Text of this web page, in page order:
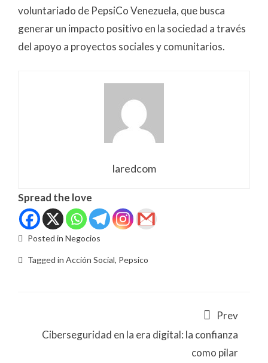
voluntariado de PepsiCo Venezuela, que busca
generar un impacto positivo en la sociedad a través
del apoyo a proyectos sociales y comunitarios.
laredcom
Spread the love
Posted in Negocios
Tagged in Acción Social, Pepsico
Prev
Ciberseguridad en la era digital: la confianza
como pilar